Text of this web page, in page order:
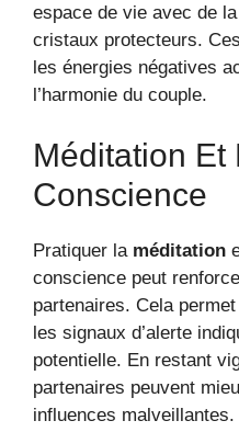
espace de vie avec de
cristaux protecteurs.
les énergies négatives
l’harmonie du couple.
Méditation Et
Conscience
Pratiquer la méditation
conscience peut
partenaires. Cela
les signaux d’alerte
potentielle. En restant
partenaires peuvent
influences malveillantes.